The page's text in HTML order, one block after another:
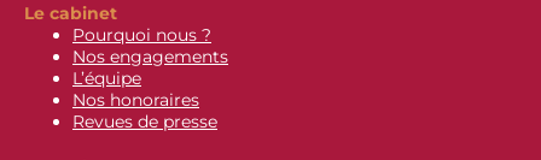
Le cabinet
Pourquoi nous ?
Nos engagements
L’équipe
Nos honoraires
Revues de presse